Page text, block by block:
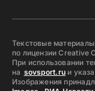
Текстовые
по лицензии Creative
При использовании
на sovsport.ruи
Изображения